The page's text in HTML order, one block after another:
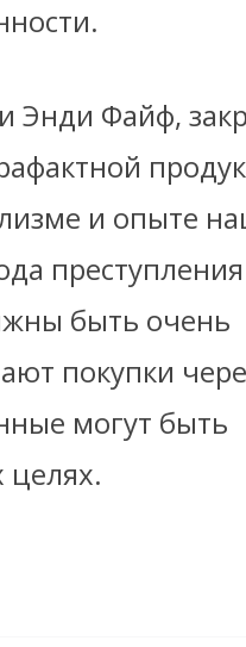
Энди Файф,
и опыте
быть очень
покупки
могут быть